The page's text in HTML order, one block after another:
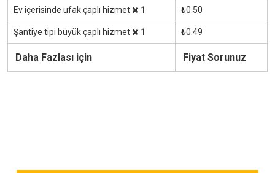
Ev içerisinde ufak çaplı hizmet 1 ₺0.50
Şantiye tipi büyük çaplı hizmet 1 ₺0.49
Daha Fazlası için Fiyat Sorunuz